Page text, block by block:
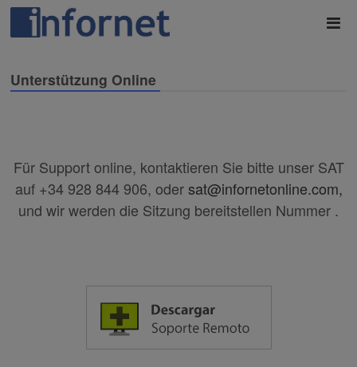
Unterstützung Online
Für Support online, kontaktieren Sie bitte unser SAT
auf +34 928 844 906, odersat@infornetonline.com,
und wir werden die Sitzung bereitstellen Nummer .